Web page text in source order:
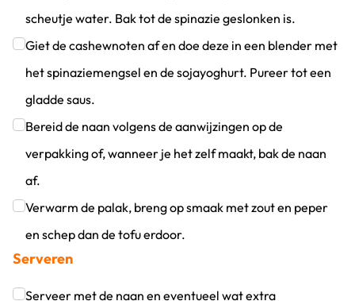
scheutje water. Bak tot de spinazie geslonken is.
Klik om dit selectievakje aan te vinken
Giet de cashewnoten af en doe deze in een blender met
het spinaziemengsel en de sojayoghurt. Pureer tot een
gladde saus.
Klik om dit selectievakje aan te vinken
Bereid de naan volgens de aanwijzingen op de
verpakking of, wanneer je het zelf maakt, bak de naan
af.
Klik om dit selectievakje aan te vinken
Verwarm de palak, breng op smaak met zout en peper
en schep dan de tofu erdoor.
Klik om dit selectievakje aan te vinken
Serveren
Serveer met de naan en eventueel wat extra